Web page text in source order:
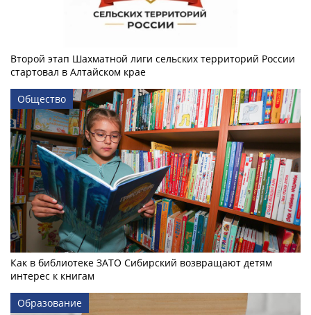
Второй этап Шахматной лиги сельских территорий России
стартовал в Алтайском крае
Общество
Как в библиотеке ЗАТО Сибирский возвращают детям
интерес к книгам
Образование